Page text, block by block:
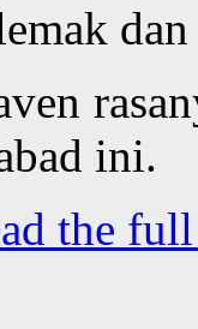
ini.
the